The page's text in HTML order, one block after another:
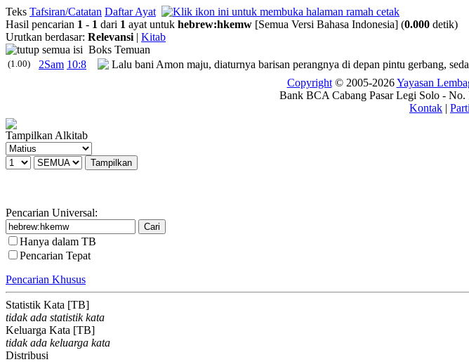
Teks Tafsiran/Catatan Daftar Ayat
Hasil pencarian 1 - 1 dari 1 ayat untuk hebrew:hkemw [Semua Versi Bahasa Indonesia] (0.000 detik)
Urutkan berdasar: Relevansi | Kitab
Boks Temuan
(1.00) 2Sam 10:8
Lalu bani Amon maju, diaturnya barisan perangnya di depan pintu gerbang,
Copyright© 2005-2026Yayasan
Bank BCA Cabang Pasar Legi Solo -
Kontak |
Tampilkan Alkitab
Pencarian Universal:
Hanya dalam TB
Pencarian Tepat
Pencarian Khusus
Statistik Kata [TB]
tidak ada statistik kata
Keluarga Kata [TB]
tidak ada keluarga kata
Distribusi